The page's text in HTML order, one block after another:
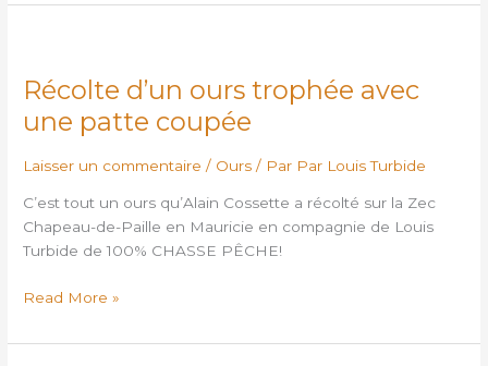
Récolte d’un ours trophée avec
une patte coupée
Laisser un commentaire / Ours / Par Par Louis Turbide
C’est tout un ours qu’Alain Cossette a récolté sur la Zec
Chapeau-de-Paille en Mauricie en compagnie de Louis
Turbide de 100% CHASSE PÊCHE!
ours
avec
une
coupée
Read More »